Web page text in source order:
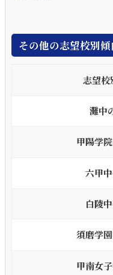
その他の志望校別
志望校
灘中
甲陽学
六甲
白陵
須磨学
甲南女